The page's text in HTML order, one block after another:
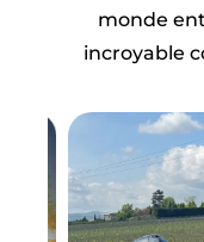
monde
incroyable